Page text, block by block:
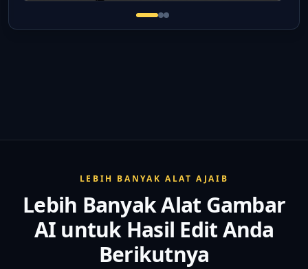
LEBIH BANYAK ALAT AJAIB
Lebih Banyak Alat Gambar
AI untuk Hasil Edit Anda
Berikutnya